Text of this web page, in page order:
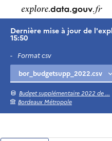
Dernière mise à jour de
15:50
- Format csv
Budget supplémentaire 2022 de ...
Bordeaux Métropole